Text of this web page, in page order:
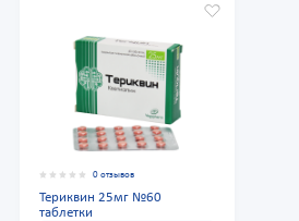
0 отзывов
Териквин 25мг №60
таблетки